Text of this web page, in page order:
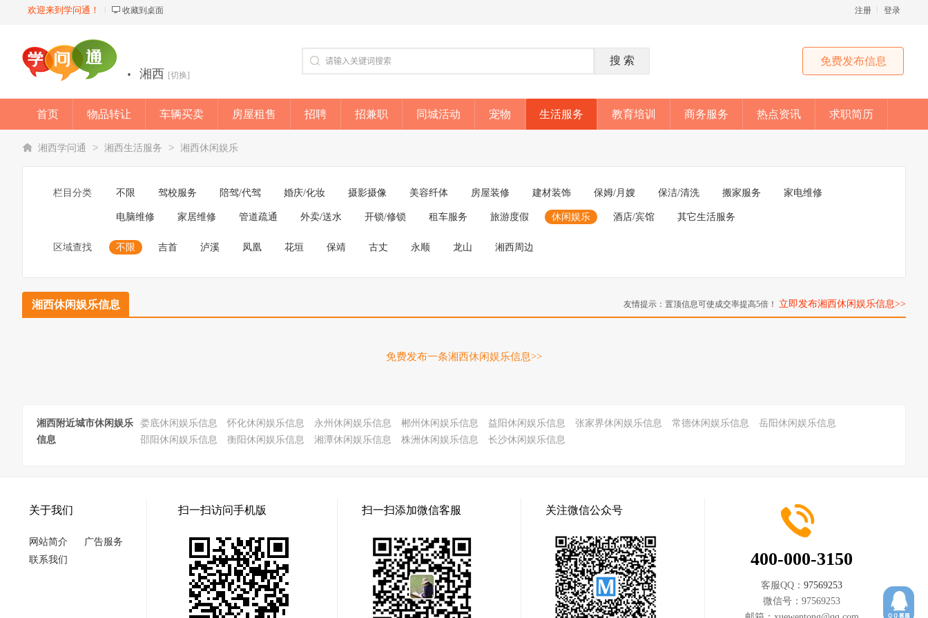
欢迎来到学问通！ 收藏到桌面 登录
注册
免费发布信息
· 湘西 [切换]
首页 物品转让 车辆买卖 房屋租售 招聘 招兼职 同城活动 宠物 生活服务 教育培训 商务服务 热点资讯 求职简历
店铺
湘西学问通 > 湘西生活服务 > 湘西休闲娱乐
栏目分类 不限 驾校服务 陪驾/代驾 婚庆/化妆 摄影摄像 美容纤体 房屋装修 建材装饰 保姆/月嫂 保洁/清洗 搬家服务 家电维修
电脑维修 家居维修 管道疏通 外卖/送水 开锁/修锁 租车服务 旅游度假 休闲娱乐 酒店/宾馆 其它生活服务
区域查找 不限 吉首 泸溪 凤凰 花垣 保靖 古丈 永顺 龙山 湘西周边
湘西休闲娱乐信息 友情提示：置顶信息可使成交率提高5倍！ 立即发布湘西休闲娱乐信息>>
免费发布一条湘西休闲娱乐信息>>
湘西附近城市休闲娱乐
信息
娄底休闲娱乐信息 怀化休闲娱乐信息 永州休闲娱乐信息 郴州休闲娱乐信息 益阳休闲娱乐信息 张家界休闲娱乐信息 常德休闲娱乐信息
岳阳休闲娱乐信息
邵阳休闲娱乐信息
衡阳休闲娱乐信息 湘潭休闲娱乐信息 株洲休闲娱乐信息 长沙休闲娱乐信息
关于我们
网站简介
广告服务
联系我们
扫一扫访问手机版 扫一扫添加微信客服 关注微信公众号
400-000-3150
客服QQ： 97569253
微信号： 97569253